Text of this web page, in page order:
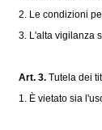
2. Le condizioni
3. L'alta vigilanza
Art. 3. Tutela dei
1. È vietato sia